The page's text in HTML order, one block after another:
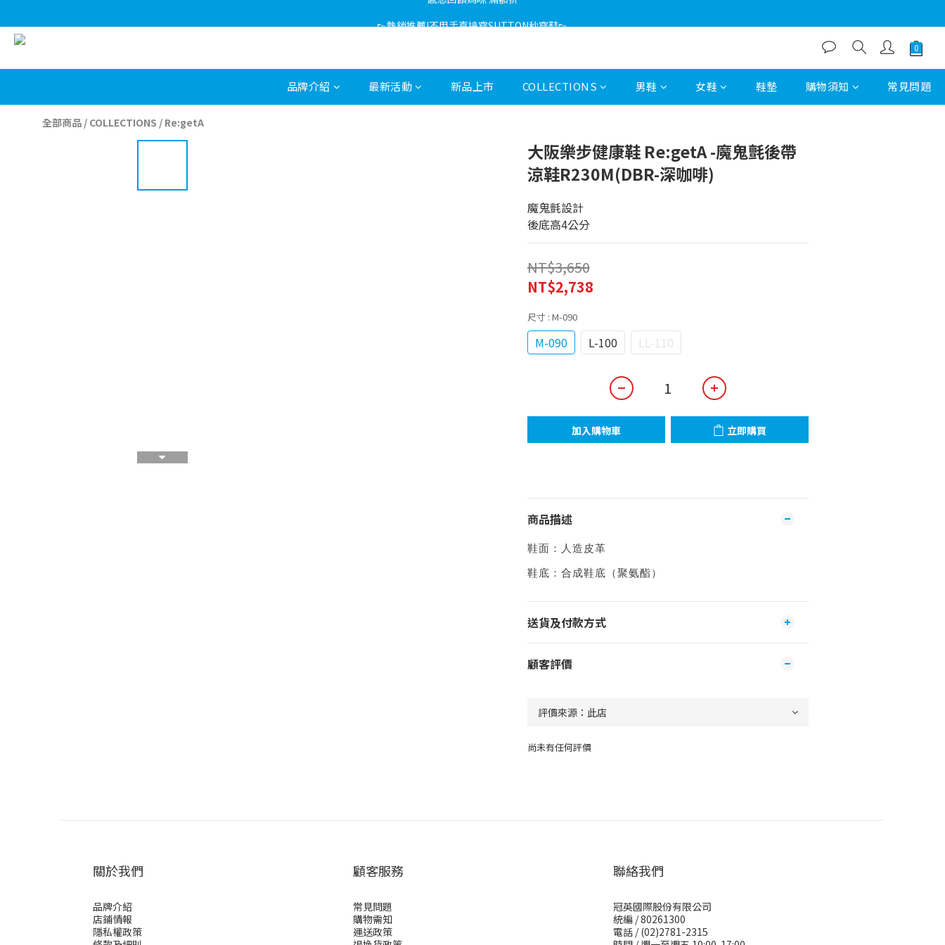
👟熱銷推薦!不用手直接穿SUTTON秒穿鞋👟
品牌介紹 最新活動 新品上市 COLLECTIONS 男鞋 女鞋 鞋墊 購物須知 常見問題
全部商品 / COLLECTIONS / Re:getA
大阪樂步健康鞋 Re:getA -魔鬼氈後帶
涼鞋R230M(DBR-深咖啡)
魔鬼氈設計
後底高4公分
NT$3,650
NT$2,738
尺寸 : M-090
M-090 L-100 LL-110
加入購物車 立即購買
商品描述
鞋面：人造皮革
鞋底： 合成鞋底（聚氨酯）
送貨及付款方式
顧客評價
尚未有任何評價
關於我們
品牌介紹
店鋪情報
隱私權政策
顧客服務
常見問題
購物需知
運送政策
聯絡我們
冠英國際股份有限公司
統編 / 80261300
電話 / (02)2781-2315